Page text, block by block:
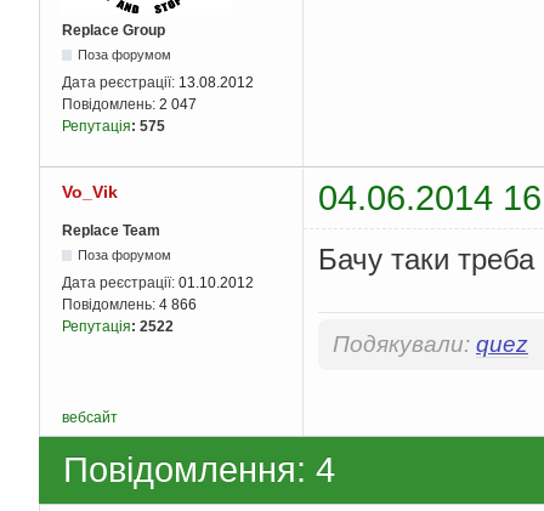
Replace Group
Поза форумом
Дата реєстрації: 13.08.2012
Повідомлень: 2 047
Репутація: 575
Vo_Vik 04.06.2014
Replace Team
Поза форумом
Дата реєстрації: 01.10.2012
Повідомлень: 4 866
Репутація: 2522
Бачу таки
Подякували: quez
вебсайт
Повідомлення: 4